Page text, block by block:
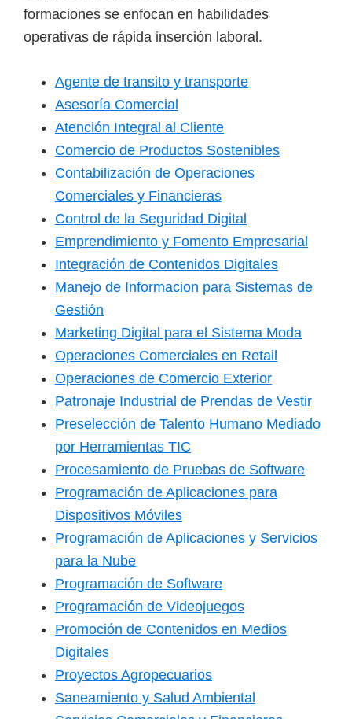
formaciones se enfocan en habilidades
operativas de rápida inserción laboral.
Agente de transito y transporte
Asesoría Comercial
Atención Integral al Cliente
Comercio de Productos Sostenibles
Contabilización de Operaciones
Comerciales y Financieras
Control de la Seguridad Digital
Emprendimiento y Fomento Empresarial
Integración de Contenidos Digitales
Manejo de Informacion para Sistemas de
Gestión
Marketing Digital para el Sistema Moda
Operaciones Comerciales en Retail
Operaciones de Comercio Exterior
Patronaje Industrial de Prendas de Vestir
Preselección de Talento Humano Mediado
por Herramientas TIC
Procesamiento de Pruebas de Software
Programación de Aplicaciones para
Dispositivos Móviles
Programación de Aplicaciones y Servicios
para la Nube
Programación de Software
Programación de Videojuegos
Promoción de Contenidos en Medios
Digitales
Proyectos Agropecuarios
Saneamiento y Salud Ambiental